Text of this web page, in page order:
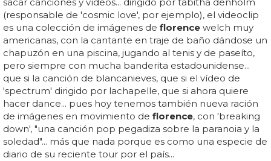
(responsable de 'cosmic love', por ejemplo), el videoclip
es una colección de imágenes de florence welch muy
americanas, con la cantante en traje de baño dándose un
chapuzón en una piscina, jugando al tenis y de paseíto,
pero siempre con mucha banderita estadounidense...
que si la canción de blancanieves, que si el vídeo de
'spectrum' dirigido por lachapelle, que si ahora quiere
hacer dance... pues hoy tenemos también nueva ración
de imágenes en movimiento de florence, con 'breaking
down', "una canción pop pegadiza sobre la paranoia y la
soledad"... más que nada porque es como una especie de
diario de su reciente tour por el país...